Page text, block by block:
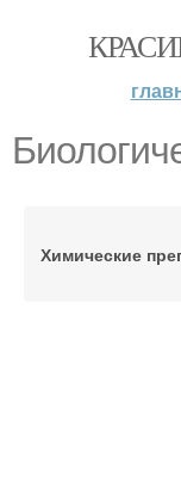
Химические